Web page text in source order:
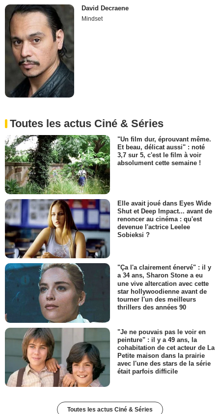
David Decraene
Mindset
Toutes les actus Ciné & Séries
"Un film dur, éprouvant même.
Et beau, délicat aussi" : noté
3,7 sur 5, c'est le film à voir
absolument cette semaine !
Elle avait joué dans Eyes Wide
Shut et Deep Impact... avant de
renoncer au cinéma : qu'est
devenue l'actrice Leelee
Sobieksi ?
"Ça l'a clairement énervé" : il y
a 34 ans, Sharon Stone a eu
une vive altercation avec cette
star hollywoodienne avant de
tourner l'un des meilleurs
thrillers des années 90
"Je ne pouvais pas le voir en
peinture" : il y a 49 ans, la
cohabitation de cet acteur de La
Petite maison dans la prairie
avec l'une des stars de la série
était parfois difficile
Toutes les actus Ciné & Séries